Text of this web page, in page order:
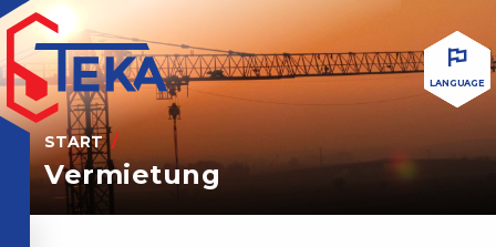
LANGUAGE
START
Vermietung